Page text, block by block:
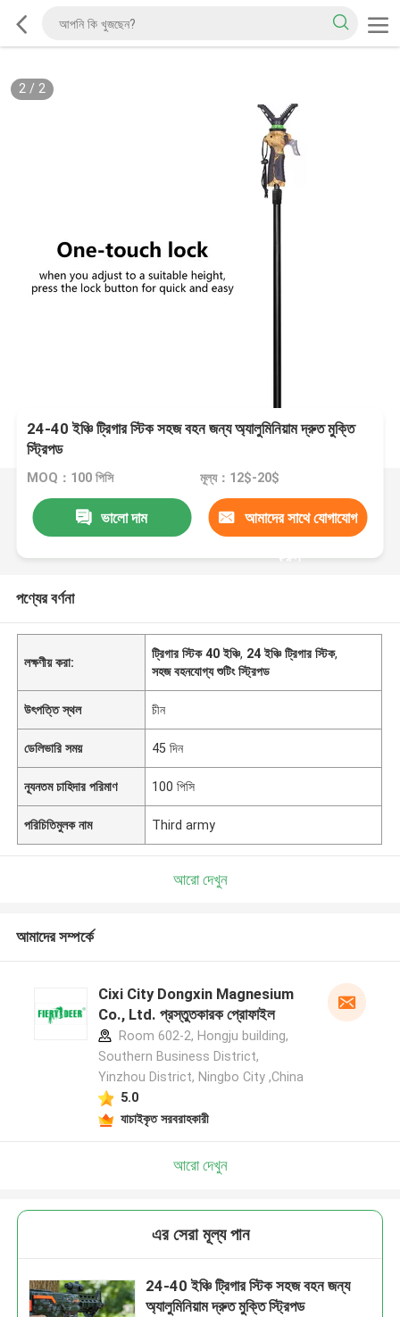
2/ 2
24-40 ইঞ্চি ট্রিগার স্টিক সহজ বহন জন্য অ্যালুমিনিয়াম দ্রুত মুক্তি
স্ট্রিপড
MOQ：100 পিসি মূল্য：12$-20$
ভালো দাম আমাদের সাথে যোগাযোগ
করুন
পণ্যের বর্ণনা
লক্ষণীয় করা:
ট্রিগার স্টিক 40 ইঞ্চি, 24 ইঞ্চি ট্রিগার স্টিক,
সহজ বহনযোগ্য শুটিং স্ট্রিপড
উৎপত্তি স্থল চীন
ডেলিভারি সময় 45 দিন
ন্যূনতম চাহিদার পরিমাণ 100 পিসি
পরিচিতিমুলক নাম Third army
আরো দেখুন
আমাদের সম্পর্কে
Cixi City Dongxin Magnesium
Co., Ltd. প্রস্তুতকারক প্রোফাইল
Room 602-2, Hongju building,
Southern Business District,
Yinzhou District, Ningbo City ,China
5.0
যাচাইকৃত সরবরাহকারী
আরো দেখুন
এর সেরা মূল্য পান
24-40 ইঞ্চি ট্রিগার স্টিক সহজ বহন জন্য
অ্যালুমিনিয়াম দ্রুত মুক্তি স্ট্রিপড